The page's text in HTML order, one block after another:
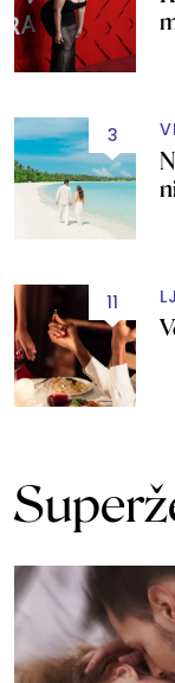
3
11